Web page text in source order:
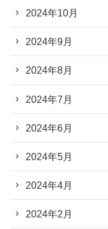
2024年10月
2024年9月
2024年8月
2024年7月
2024年6月
2024年5月
2024年4月
2024年2月